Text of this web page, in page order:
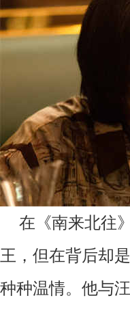
在《南来北往
王，但在背后却
种种温情。他与